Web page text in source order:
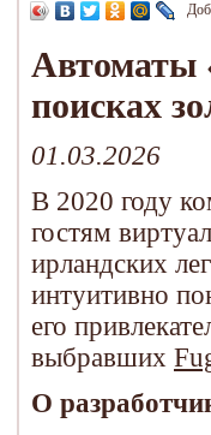
Автоматы
поисках
01.03.2026
В 2020 году
гостям
ирландских
интуитивно
его
выбравших
О